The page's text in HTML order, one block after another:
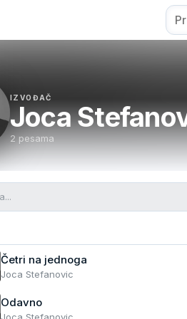
IZVOĐAČ
Joca
2 pesama
Četri na jednoga
Joca Stefanovic
Odavno
Joca Stefanovic